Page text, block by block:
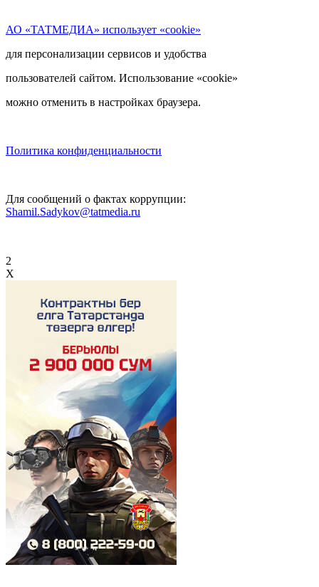
АО «ТАТМЕДИА» использует «cookie»
для персонализации сервисов и удобства
пользователей сайтом. Использование «cookie»
можно отменить в настройках браузера.
Политика конфиденциальности
Для сообщений о фактах коррупции:
Shamil.Sadykov@tatmedia.ru
2
X